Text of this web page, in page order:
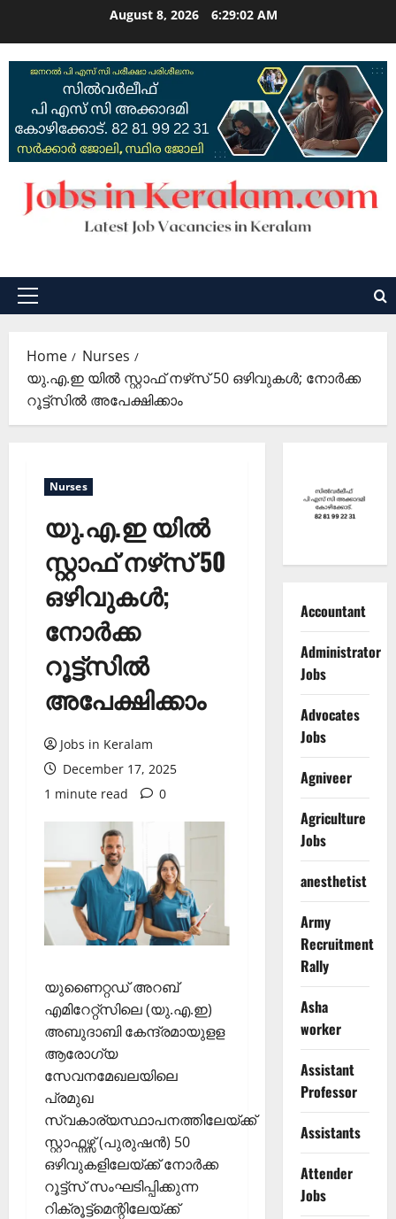
August 8, 2026 6:29:03 AM
Primary
Home
Nurses
യു.എ.ഇ യില്‍ സ്റ്റാഫ് നഴ്‌സ്‌ 50 ഒഴിവുകൾ; നോര്‍ക്ക
റൂട്ട്‌സില്‍ അപേക്ഷിക്കാം
Nurses
യു.എ.ഇ യില്‍
സ്റ്റാഫ് നഴ്‌സ്‌ 50
ഒഴിവുകൾ;
നോര്‍ക്ക
റൂട്ട്‌സില്‍
അപേക്ഷിക്കാം
Jobs in Keralam
December 17, 2025
1 minute read
0
യുണൈറ്റഡ് അറബ്
എമിറേറ്റ്സിലെ (യു.എ.ഇ)
അബുദാബി കേന്ദ്രമായുളള
ആരോഗ്യ
സേവനമേഖലയിലെ
പ്രമുഖ
സ്വകാര്യസ്ഥാപനത്തിലേയ്ക്ക്
സ്റ്റാഫ്നഴ്സ് (പുരുഷന്‍) 50
ഒഴിവുകളിലേയ്ക്ക് നോര്‍ക്ക
റൂട്ട്സ് സംഘടിപ്പിക്കുന്ന
റിക്രൂട്ട്മെന്റിലേയ്ക്ക്
Accountant
Administrator
Jobs
Advocates
Jobs
Agniveer
Agriculture
Jobs
anesthetist
Army
Recruitment
Rally
Asha
worker
Assistant
Professor
Assistants
Attender
Jobs